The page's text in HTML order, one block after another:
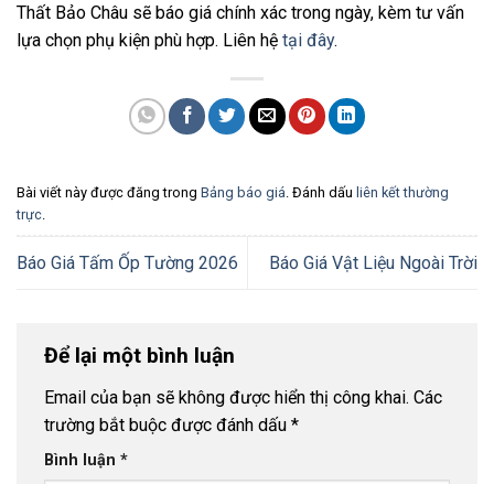
Thất Bảo Châu sẽ báo giá chính xác trong ngày, kèm tư vấn
lựa chọn phụ kiện phù hợp. Liên hệ tại đây.
Bài viết này được đăng trong Bảng báo giá. Đánh dấu liên kết thường
trực.
Báo Giá Tấm Ốp Tường 2026 Báo Giá Vật Liệu Ngoài Trời
Để lại một bình luận
Email của bạn sẽ không được hiển thị công khai. Các
trường bắt buộc được đánh dấu *
Bình luận *